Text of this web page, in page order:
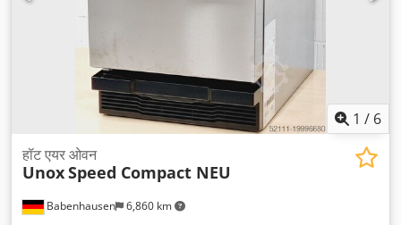
1 / 6
Babenhausen 6,860 km
हॉट एयर ओवन
UnoxSpeed Compact NEU